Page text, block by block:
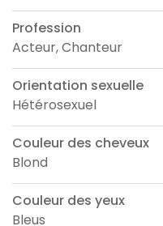
Profession
Acteur, Chanteur
Orientation sexuelle
Hétérosexuel
Couleur des cheveux
Blond
Couleur des yeux
Bleus